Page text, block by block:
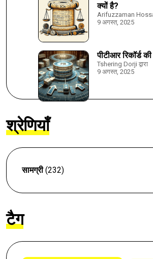
क्यों है?
Arifuzzaman
9 अगस्त, 2025
पीटीआर रिकॉर्ड
Tshering Dorji द्वारा
9 अगस्त, 2025
श्रेणियाँ
सामग्री(232)
टैग